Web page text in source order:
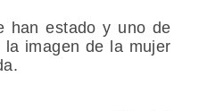
han estado y uno de
imagen de la mujer